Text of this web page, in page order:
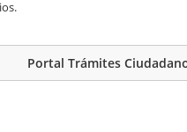
Portal Trámites